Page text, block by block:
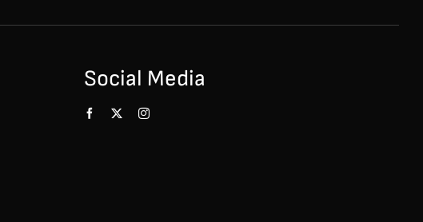
Social Media